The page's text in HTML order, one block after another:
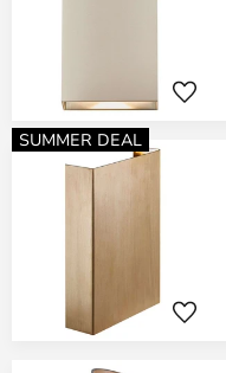
SUMMER DEAL